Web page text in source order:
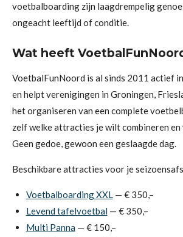
voetbalboarding zijn laagdrempelig
ongeacht leeftijd of conditie.
Wat heeft
VoetbalFunNoord is al sinds 2011 actief
en helpt verenigingen in Groningen,
het organiseren van een complete
zelf welke attracties je wilt combineren
Geen gedoe, gewoon een geslaagde dag.
Beschikbare attracties voor je
Voetbalboarding XXL— € 350,–
Levend tafelvoetbal— € 350,–
Multi Panna— € 150,–